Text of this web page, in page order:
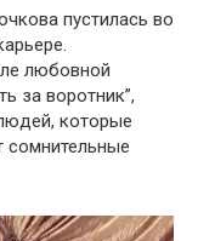
пустилась во
любовной
за воротник”,
которые
сомнительные